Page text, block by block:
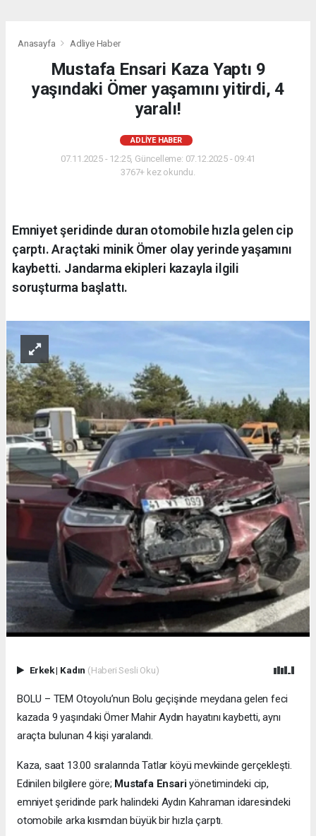
Anasayfa Adliye Haber
Mustafa Ensari Kaza Yaptı 9
yaşındaki Ömer yaşamını yitirdi, 4
yaralı!
ADLIYE HABER
07.11.2025 - 12:25, Güncelleme: 07.12.2025 - 09:41
3767+ kez okundu.
Emniyet şeridinde duran otomobile hızla gelen cip
çarptı. Araçtaki minik Ömer olay yerinde yaşamını
kaybetti. Jandarma ekipleri kazayla ilgili
soruşturma başlattı.
Erkek| Kadın (Haberi Sesli Oku)
BOLU – TEM Otoyolu’nun Bolu geçişinde meydana gelen feci
kazada 9 yaşındaki Ömer Mahir Aydın hayatını kaybetti, aynı
araçta bulunan 4 kişi yaralandı.
Kaza, saat 13.00 sıralarında Tatlar köyü mevkiinde gerçekleşti.
Edinilen bilgilere göre; Mustafa Ensariyönetimindeki cip,
emniyet şeridinde park halindeki Aydın Kahraman idaresindeki
otomobile arka kısımdan büyük bir hızla çarptı.